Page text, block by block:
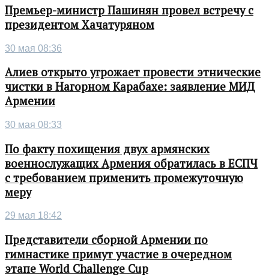
Премьер-министр Пашинян провел встречу с
президентом Хачатуряном
30 мая 08:36
Алиев открыто угрожает провести этнические
чистки в Нагорном Карабахе: заявление МИД
Армении
30 мая 08:33
По факту похищения двух армянских
военнослужащих Армения обратилась в ЕСПЧ
с требованием применить промежуточную
меру
29 мая 18:42
Представители сборной Армении по
гимнастике примут участие в очередном
этапе World Challenge Cup